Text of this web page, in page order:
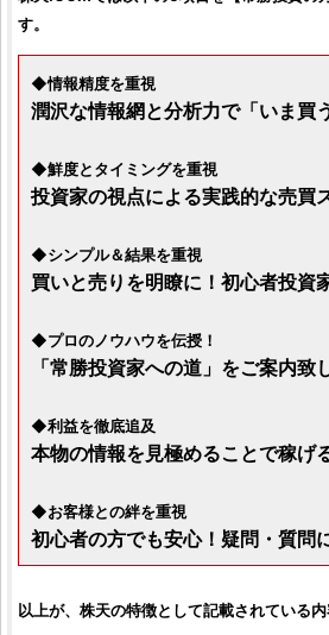
す。
◆情報精度を重視
潤沢な情報網と分析力で「いま買
◆鮮度とタイミングを重視
投資家の視点による実践的な売買
◆シンプル＆結果を重視
買いと売りを明瞭に！ 初心者投資
◆プロのノウハウを伝授！
「常勝投資家への道」をご案内致
◆利益を徹底追及
本物の情報を見極めることで稼げ
◆お客様との絆を重視
初心者の方でも安心！疑問・質問
以上が、 株天の特徴として記載されている内